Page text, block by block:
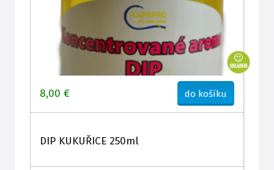
8,00 € do košíku
DIP KUKUŘICE 250ml